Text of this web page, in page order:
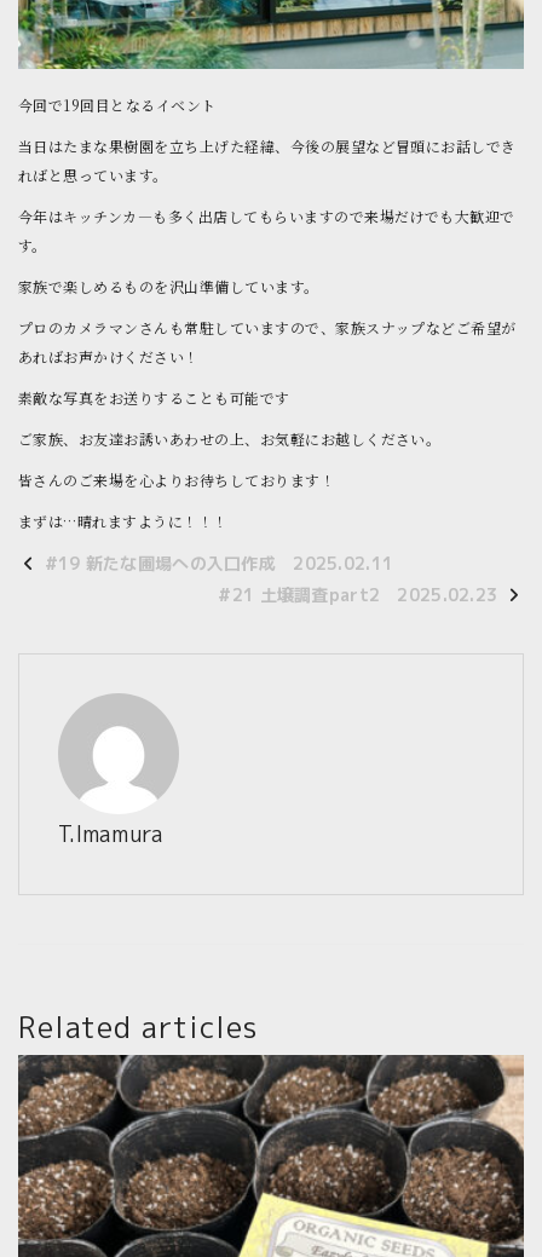
今回で19回目となるイベント
当日はたまな果樹園を立ち上げた経緯、今後の展望など冒頭にお話しでき
ればと思っています。
今年はキッチンカ―も多く出店してもらいますので来場だけでも大歓迎で
す。
家族で楽しめるものを沢山準備しています。
プロのカメラマンさんも常駐していますので、家族スナップなどご希望が
あればお声かけください！
素敵な写真をお送りすることも可能です
ご家族、お友達お誘いあわせの上、お気軽にお越しください。
皆さんのご来場を心よりお待ちしております！
まずは…晴れますように！！！
#19 新たな圃場への入口作成 2025.02.11
#21 土壌調査part2 2025.02.23
T.Imamura
Related articles